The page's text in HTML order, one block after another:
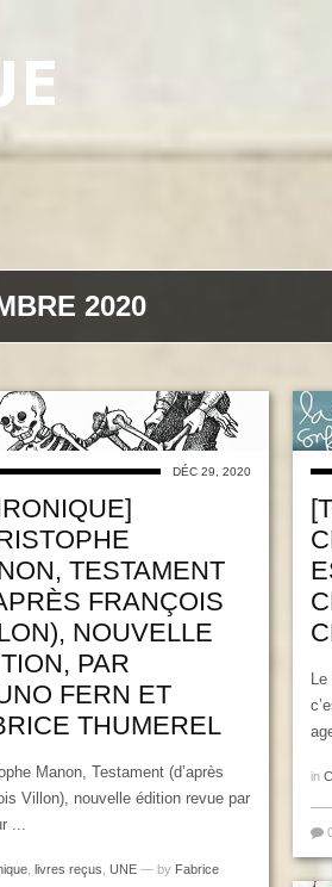
2020
DÉC 29, 2020
TESTAMENT
FRANÇOIS
NOUVELLE
PAR
FERN ET
THUMEREL
Manon, Testament (d’après
Villon), nouvelle édition revue par
...
livres reçus UNE — by Fabrice
in